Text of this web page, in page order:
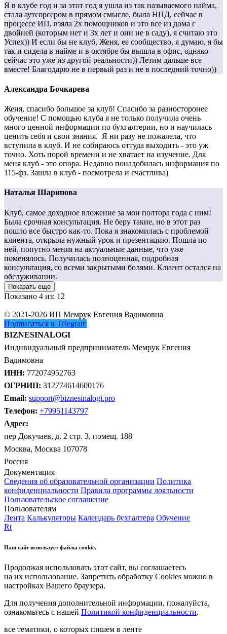
Я в клубе год и за этот год я ушла из так называемого найма,
стала аутсорсером в прямом смысле, была НПД, сейчас в
процессе ИП, взяла 2х помощников и это все из дома с
двойней (которым нет и 3х лет и они не в саду), я считаю это
Успех)) И если бы не клуб, Женя, ее сообщество, я думаю, я бы
так и сидела в найме и в октябре бы вышла в офис, однако
сейчас это уже из другой реальности)) Летим дальше все
вместе! Благодарю не в первый раз и не в последний точно))
Александра Бочкарева
Женя, спасибо большое за клуб! Спасибо за разносторонее
обучение! С помощью клуба я не только получила очень
много ценной информации по бухгалтерии, но и научилась
ценить себя и свои знания. Я ни разу не пожалела, что
вступила в клуб. И не собираюсь оттуда выходить - это уж
точно. Хоть порой времени и не хватает на изучение. Для
меня клуб - это опора. Недавно понадобилась информация по
115-фз. Зашла в клуб - посмотрела и счастлива)
Наталья Шарипова
Клуб, самое доходное вложение за мои полтора года с ним!
Была срочная консультация. Не беру такие, но в этот раз
пошло все быстро как-то. Пока я знакомилась с проблемой
клиента, открыла нужный урок и презентацию. Пошла по
ней, попутно меняя на актуальные данные, что уже
поменялось. Получилась полноценная, подробная
консультация, со всеми закрытыми болями. Клиент остался на
обслуживании.
Показать еще
Показано 4 из: 12
© 2021-2026 ИП Мемрук Евгения Вадимовна
Подписаться в Telegram
BIZNESINALOGI
Индивидуальный предприниматель Мемрук Евгения
Вадимовна
ИНН: 772074952763
ОГРНИП: 312774614600176
Email: support@biznesinalogi.pro
Телефон: +79951143797
Адрес:
пер Докучаев, д. 2 стр. 3, помещ. 188
Москва, Москва 107078
Россия
Документация
Сведения об образовательной организации Политика
конфиденциальности Правила программы лояльности
Пользовательское соглашение
Пользователям
Лента Калькуляторы Календарь бухгалтера Обучение
Rt
Наш сайт использует файлы cookie.
Продолжая использовать этот сайт, вы соглашаетесь
на их использование. Запретить обработку Cookies можно в
настройках Вашего браузера.
Для получения дополнительной информации, пожалуйста,
ознакомьтесь с нашей Политикой конфиденциальности.
все тематики, о которых пишем в ленте